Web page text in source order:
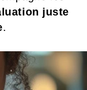
juste
.